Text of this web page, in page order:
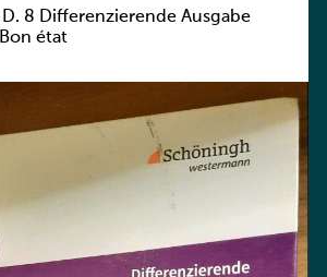
P.A.U.L. D. 8 Differenzierende Ausgabe
état